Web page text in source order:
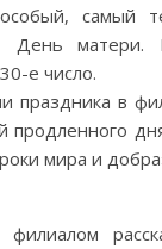
особый, самый
День матери.
е число.
праздника в
продленного
мира и